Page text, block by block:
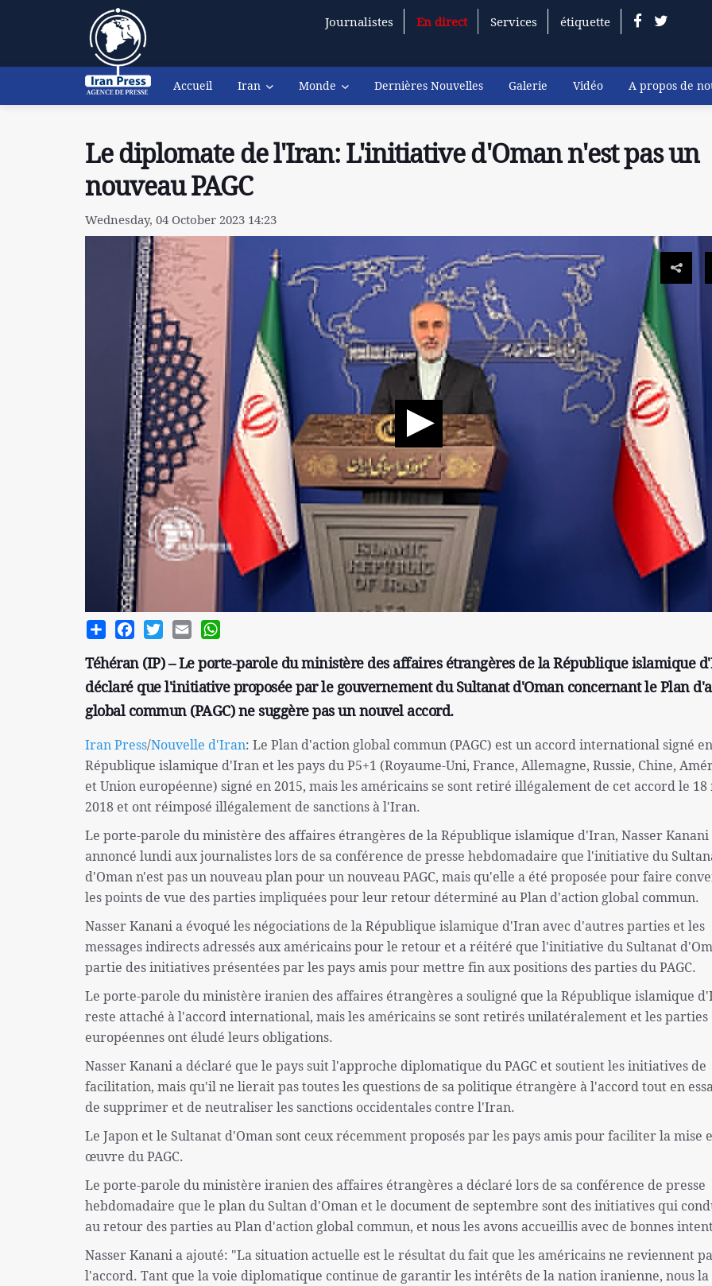
Journalistes En direct Services étiquette
Accueil Iran Monde Dernières Nouvelles Galerie Vidéo A propos de
Le diplomate de l'Iran: L'initiative d'Oman n'est pas un
nouveau PAGC
Wednesday, 04 October 2023 14:23
Share FacebookTwitterEmail
Téhéran (IP) – Le porte-parole du ministère des affaires étrangères de la République islamique
déclaré que l'initiative proposée par le gouvernement du Sultanat d'Oman concernant le Plan
global commun (PAGC) ne suggère pas un nouvel accord.
Iran Press/Nouvelle d'Iran: Le Plan d'action global commun (PAGC) est un accord international signé
République islamique d'Iran et les pays du P5+1 (Royaume-Uni, France, Allemagne, Russie, Chine,
et Union européenne) signé en 2015, mais les américains se sont retiré illégalement de cet accord le 18
2018 et ont réimposé illégalement de sanctions à l'Iran.
Le porte-parole du ministère des affaires étrangères de la République islamique d'Iran, Nasser Kanani
annoncé lundi aux journalistes lors de sa conférence de presse hebdomadaire que l'initiative du
d'Oman n'est pas un nouveau plan pour un nouveau PAGC, mais qu'elle a été proposée pour faire
les points de vue des parties impliquées pour leur retour déterminé au Plan d'action global commun.
Nasser Kanani a évoqué les négociations de la République islamique d'Iran avec d'autres parties et les
messages indirects adressés aux américains pour le retour et a réitéré que l'initiative du Sultanat
partie des initiatives présentées par les pays amis pour mettre fin aux positions des parties du PAGC.
Le porte-parole du ministère iranien des affaires étrangères a souligné que la République islamique
reste attaché à l'accord international, mais les américains se sont retirés unilatéralement et les parties
européennes ont éludé leurs obligations.
Nasser Kanani a déclaré que le pays suit l'approche diplomatique du PAGC et soutient les initiatives de
facilitation, mais qu'il ne lierait pas toutes les questions de sa politique étrangère à l'accord tout en
de supprimer et de neutraliser les sanctions occidentales contre l'Iran.
Le Japon et le Sultanat d'Oman sont ceux récemment proposés par les pays amis pour faciliter la mise
œuvre du PAGC.
Le porte-parole du ministère iranien des affaires étrangères a déclaré lors de sa conférence de presse
hebdomadaire que le plan du Sultan d'Oman et le document de septembre sont des initiatives qui
au retour des parties au Plan d'action global commun, et nous les avons accueillis avec de bonnes
Nasser Kanani a ajouté: "La situation actuelle est le résultat du fait que les américains ne reviennent
l'accord. Tant que la voie diplomatique continue de garantir les intérêts de la nation iranienne, nous la